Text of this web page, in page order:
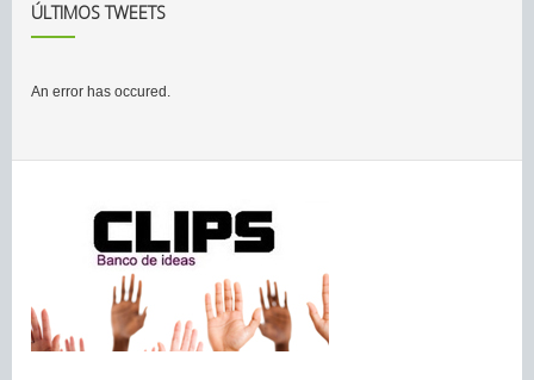
ÚLTIMOS TWEETS
An error has occured.